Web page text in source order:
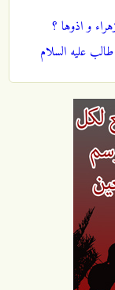
و اذوها ؟
عليه السلام